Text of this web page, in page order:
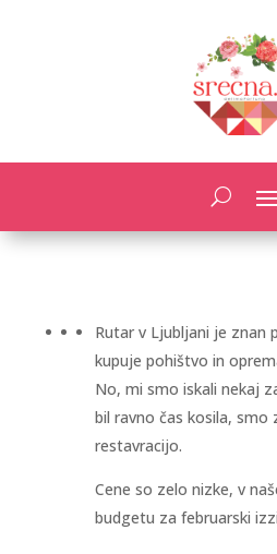
Rutar v Ljubljani je znan
kupuje pohištvo in
No, mi smo iskali nekaj
bil ravno čas kosila, smo
restavracijo.
Cene so zelo nizke, v
budgetu za februarski